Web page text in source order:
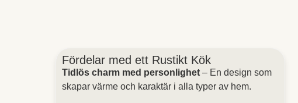
Fördelar med ett Rustikt Kök
Tidlös charm med personlighet – En design som
skapar värme och karaktär i alla typer av hem.